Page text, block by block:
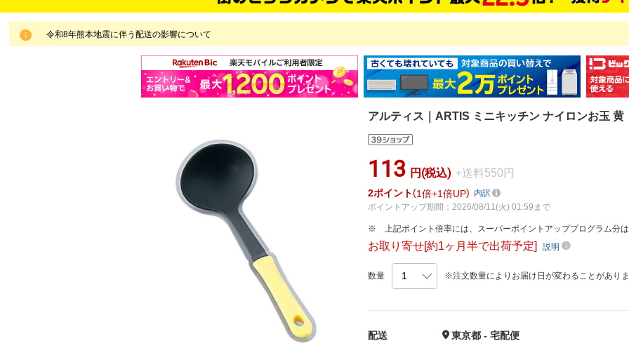
令和8年熊本地震に伴う配送の影響について
アルティス｜ARTIS ミニキッチン ナイロンお玉
113 円(税込) +送料550円
2ポイント 1倍 1倍UP
内訳
ポイントアップ期間：2026/08/11(火) 01:59まで
上記ポイント倍率には、スーパーポイントアッププログラム分
お取り寄せ[約1ヶ月半で出荷予定]説明
数量 ※注文数量によりお届け日が変わることがあり
配送
東京都 - 宅配便